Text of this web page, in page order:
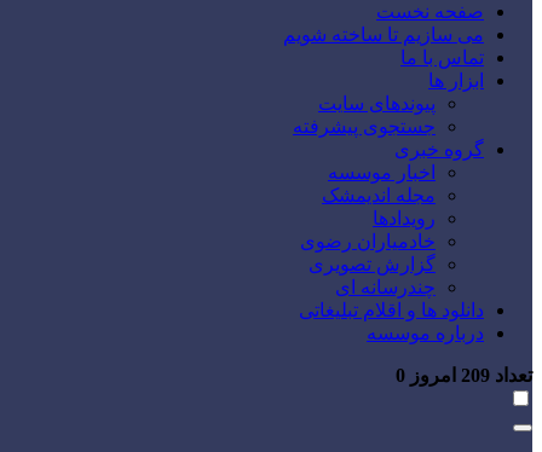
صفحه نخست
می سازیم تا ساخته شویم
تماس با ما
ابزار ها
پیوندهای سایت
جستجوی پیشرفته
گروه خبری
اخبار موسسه
مجله اندیمشک
رویدادها
خادمیاران رضوی
گزارش تصویری
چندرسانه ای
دانلود ها و اقلام تبلیغاتی
درباره موسسه
تعداد امروز 0